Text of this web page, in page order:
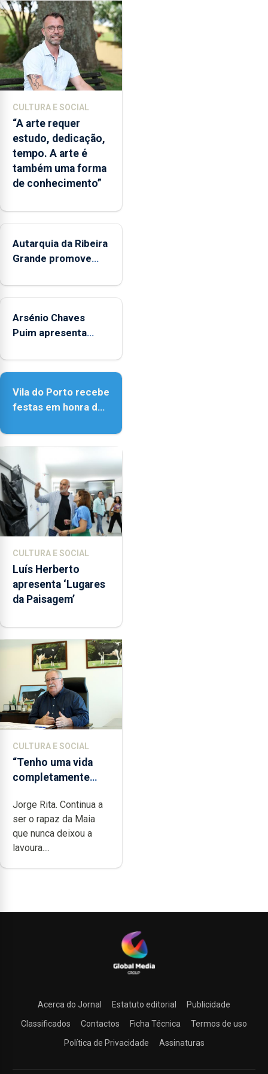
milhões
de
euros.
CULTURA E SOCIAL
“A arte requer
estudo, dedicação,
tempo. A arte é
também uma forma
de conhecimento”
Autarquia da Ribeira
Grande promove
no Verão"
Arsénio Chaves
Puim apresenta
de Vila do Porto
Vila do Porto recebe
festas em honra de
Assunção
CULTURA E SOCIAL
Luís Herberto
apresenta ‘Lugares
da Paisagem’
CULTURA E SOCIAL
“Tenho uma vida
completamente
dedicação, gosto e
muita paixão”
Jorge Rita. Continua a
ser o rapaz da Maia
que nunca deixou a
lavoura....
Acerca do Jornal Estatuto editorial
Publicidade
Classificados
Contactos Ficha Técnica
Termos de uso
Política de Privacidade
Assinaturas